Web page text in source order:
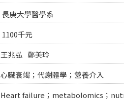
長庚大學醫學系
1100千元
王兆弘 鄭美玲
心臟衰竭；代謝體學；營養介入
Heart failure；metabolomics；